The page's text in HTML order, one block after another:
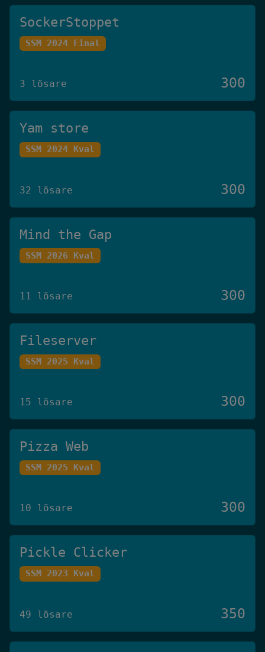
SockerStoppet
SSM 2024 Final
3 lösare 300
Yam store
SSM 2024 Kval
32 lösare 300
Mind the Gap
SSM 2026 Kval
11 lösare 300
Fileserver
SSM 2025 Kval
15 lösare 300
Pizza Web
SSM 2025 Kval
10 lösare 300
Pickle Clicker
SSM 2023 Kval
49 lösare 350